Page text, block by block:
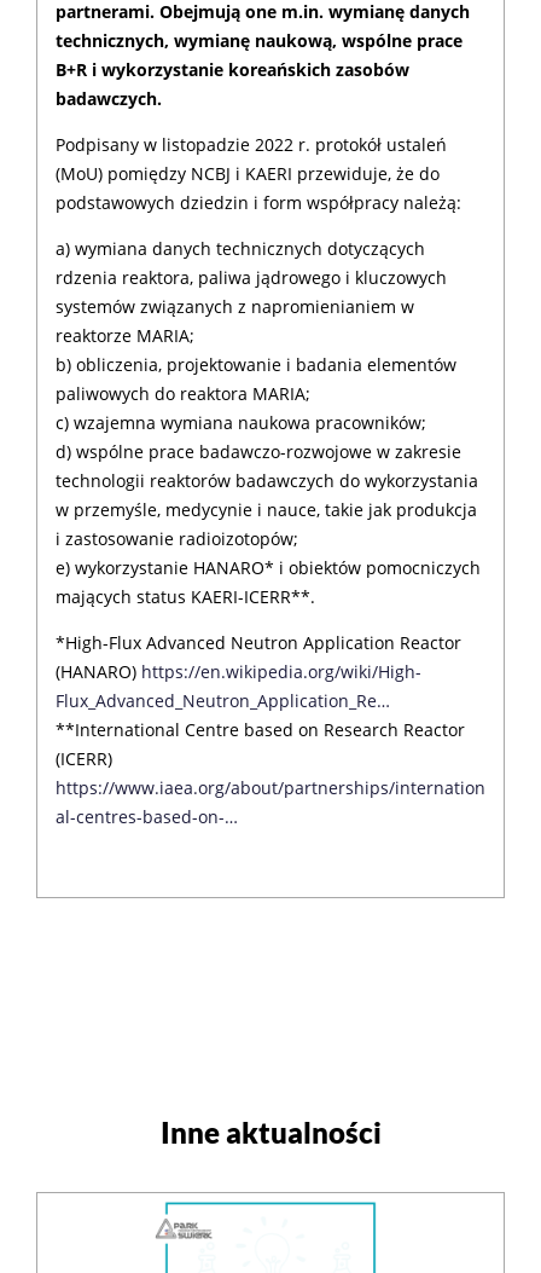
partnerami. Obejmują one m.in. wymianę danych
technicznych, wymianę naukową, wspólne prace
B+R i wykorzystanie koreańskich zasobów
badawczych.
Podpisany w listopadzie 2022 r. protokół ustaleń
(MoU) pomiędzy NCBJ i KAERI przewiduje, że do
podstawowych dziedzin i form współpracy należą:
a) wymiana danych technicznych dotyczących
rdzenia reaktora, paliwa jądrowego i kluczowych
systemów związanych z napromienianiem w
reaktorze MARIA;
b) obliczenia, projektowanie i badania elementów
paliwowych do reaktora MARIA;
c) wzajemna wymiana naukowa pracowników;
d) wspólne prace badawczo-rozwojowe w zakresie
technologii reaktorów badawczych do wykorzystania
w przemyśle, medycynie i nauce, takie jak produkcja
i zastosowanie radioizotopów;
e) wykorzystanie HANARO* i obiektów pomocniczych
mających status KAERI-ICERR**.
*High-Flux Advanced Neutron Application Reactor
(HANARO) https://en.wikipedia.org/wiki/High-
Flux_Advanced_Neutron_Application_Re…
**International Centre based on Research Reactor
(ICERR)
https://www.iaea.org/about/partnerships/internation
al-centres-based-on-…
Inne aktualności